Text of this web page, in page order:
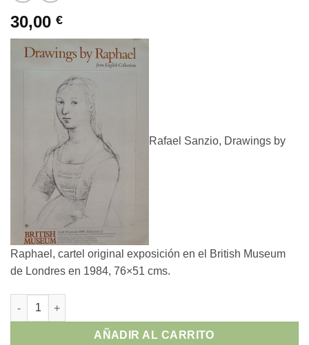
30,00 €
Rafael Sanzio, Drawings by
Raphael, cartel original exposición en el British Museum
de Londres en 1984, 76×51 cms.
Rafael Sanzio - "Drawings by Raphael, British Museum"
AÑADIR AL CARRITO